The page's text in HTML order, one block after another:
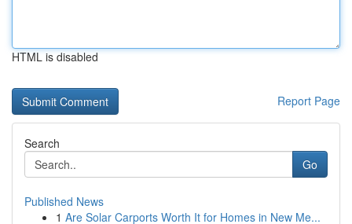
HTML is disabled
Report Page
Search
Go
Published News
1 Are Solar Carports Worth It for Homes in New Me...